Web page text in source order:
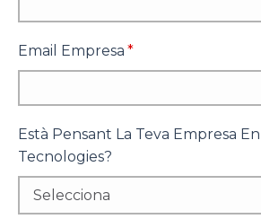
Email Empresa *
Està Pensant La Teva Empresa
Tecnologies?